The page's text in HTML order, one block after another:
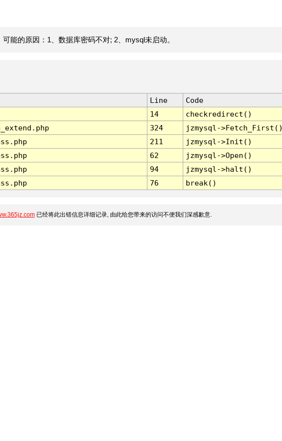
能的原因：1、数据库密码不对; 2、mysql未启动。
Line
Code
14
checkredirect()
324
jzmysql-
211
jzmysql->Init()
62
jzmysql->Open()
94
jzmysql->halt()
76 break()
已经将此出错信息详细记录, 由此给您带来的访问不便我们深感歉意.